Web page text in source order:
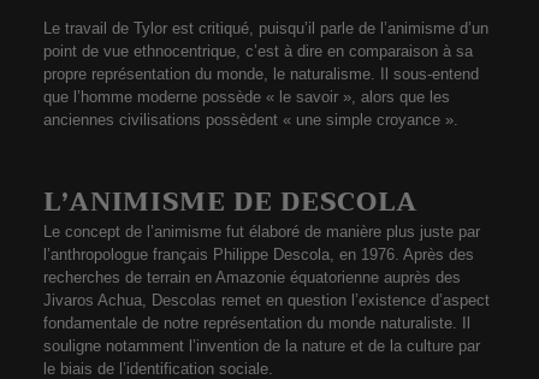
Le travail de Tylor est critiqué, puisqu’il parle de l’animisme d’un
point de vue ethnocentrique, c’est à dire en comparaison à sa
propre représentation du monde, le naturalisme. Il sous-entend
que l’homme moderne possède « le savoir », alors que les
anciennes civilisations possèdent « une simple croyance ».
L’ANIMISME DE DESCOLA
Le concept de l’animisme fut élaboré de manière plus juste par
l’anthropologue français Philippe Descola, en 1976. Après des
recherches de terrain en Amazonie équatorienne auprès des
Jivaros Achua, Descolas remet en question l’existence d’aspect
fondamentale de notre représentation du monde naturaliste. Il
souligne notamment l’invention de la nature et de la culture par
le biais de l’identification sociale.